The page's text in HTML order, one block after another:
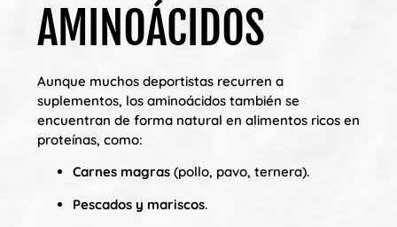
AMINOÁCIDOS
Aunque muchos deportistas recurren a
suplementos, los aminoácidos también se
encuentran de forma natural en alimentos ricos en
proteínas, como:
Carnes magras (pollo, pavo, ternera).
Pescados y mariscos.